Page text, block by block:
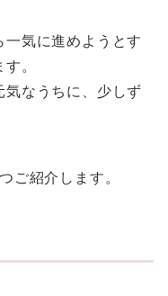
気に進めようとす
。
気なうちに、少しず
ご紹介します。